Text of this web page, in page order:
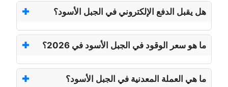
هل يقبل الدفع الإلكتروني في الجبل الأسود؟
ما هو سعر الوقود في الجبل الأسود في 2026؟
ما هي العملة المعدنية في الجبل الأسود؟